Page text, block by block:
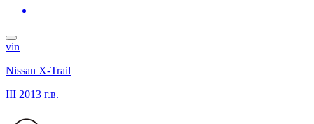
vin
Nissan X-Trail
III 2013 г.в.